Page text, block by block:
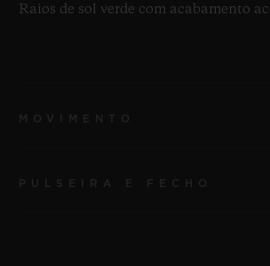
Raios de sol verde com acabamento